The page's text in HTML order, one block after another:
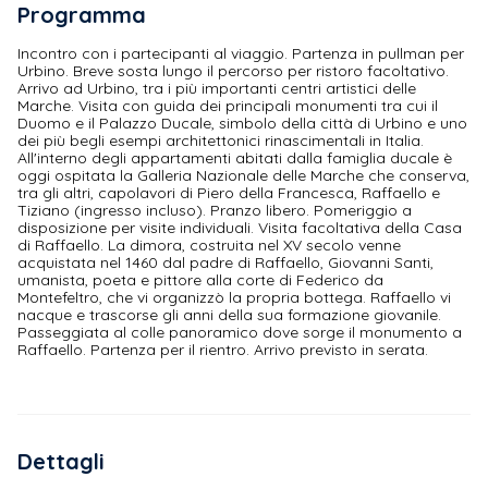
Programma
Incontro con i partecipanti al viaggio. Partenza in pullman per
Urbino. Breve sosta lungo il percorso per ristoro facoltativo.
Arrivo ad Urbino, tra i più importanti centri artistici delle
Marche. Visita con guida dei principali monumenti tra cui il
Duomo e il Palazzo Ducale, simbolo della città di Urbino e uno
dei più begli esempi architettonici rinascimentali in Italia.
All'interno degli appartamenti abitati dalla famiglia ducale è
oggi ospitata la Galleria Nazionale delle Marche che conserva,
tra gli altri, capolavori di Piero della Francesca, Raffaello e
Tiziano (ingresso incluso). Pranzo libero. Pomeriggio a
disposizione per visite individuali. Visita facoltativa della Casa
di Raffaello. La dimora, costruita nel XV secolo venne
acquistata nel 1460 dal padre di Raffaello, Giovanni Santi,
umanista, poeta e pittore alla corte di Federico da
Montefeltro, che vi organizzò la propria bottega. Raffaello vi
nacque e trascorse gli anni della sua formazione giovanile.
Passeggiata al colle panoramico dove sorge il monumento a
Raffaello. Partenza per il rientro. Arrivo previsto in serata.
Dettagli